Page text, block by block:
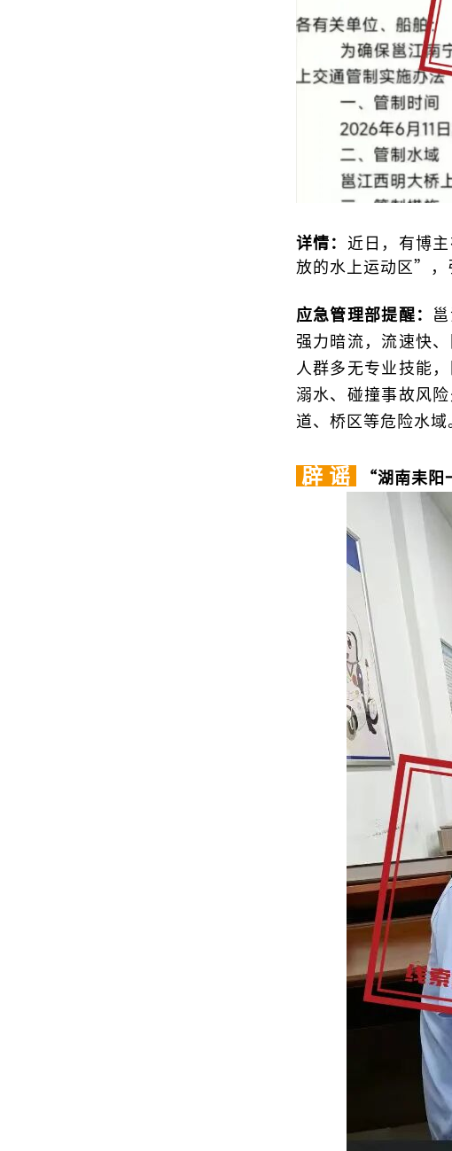
详情： 近日，有博
放的水上运动区”，
应急管理部提醒：
强力暗流，流速快
人群多无专业技能
溺水、碰撞事故风
道、桥区等危险水域
辟 谣 “湖南耒阳